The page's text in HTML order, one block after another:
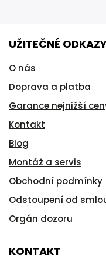
UŽITEČNÉ
O nás
Doprava a platba
Garance nejnižší
Kontakt
Blog
Montáž a servis
Obchodní podmínky
Odstoupení od
Orgán dozoru
KONTAKT